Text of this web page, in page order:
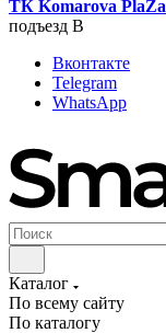
ТК Komarova PlaZa
подъезд В
Вконтакте
Telegram
WhatsApp
Каталог
По всему сайту
По каталогу